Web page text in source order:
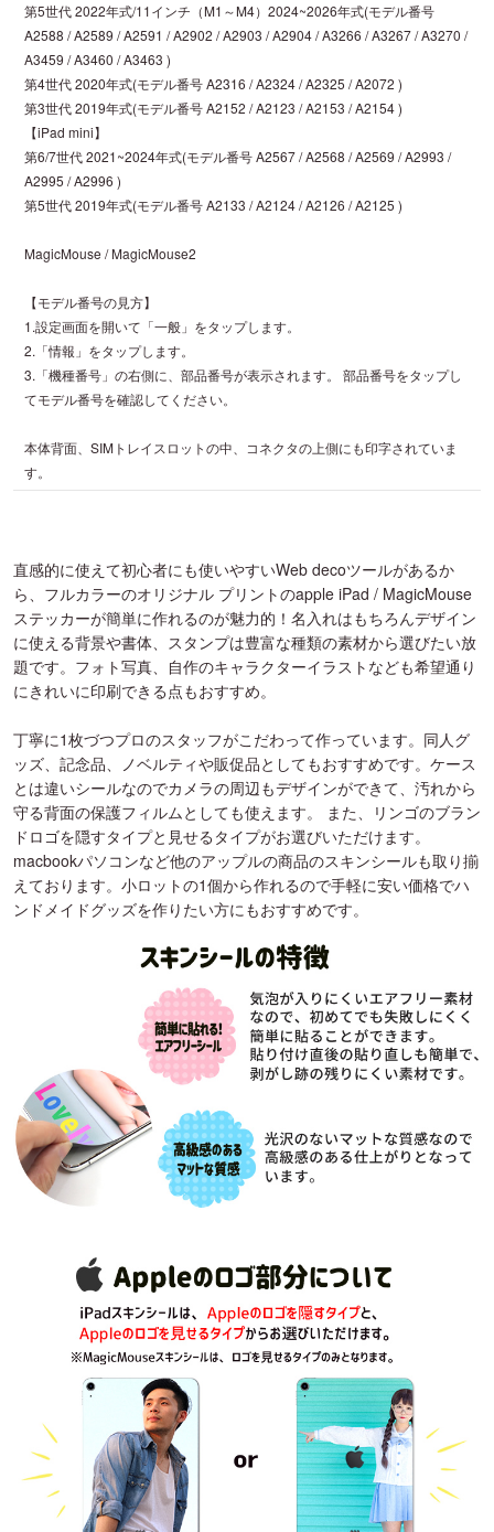
第5世代 2022年式/11インチ（M1～M4）2024~2026年式(モデル番号
A2588 / A2589 / A2591 / A2902 / A2903 / A2904 / A3266 / A3267 / A3270 /
A3459 / A3460 / A3463 )
第4世代 2020年式(モデル番号 A2316 / A2324 / A2325 / A2072 )
第3世代 2019年式(モデル番号 A2152 / A2123 / A2153 / A2154 )
【iPad mini】
第6/7世代 2021~2024年式(モデル番号 A2567 / A2568 / A2569 / A2993 /
A2995 / A2996 )
第5世代 2019年式(モデル番号 A2133 / A2124 / A2126 / A2125 )
MagicMouse / MagicMouse2
【モデル番号の見方】
1.設定画面を開いて「一般」をタップします。
2.「情報」をタップします。
3.「機種番号」の右側に、部品番号が表示されます。 部品番号をタップし
てモデル番号を確認してください。
本体背面、SIMトレイスロットの中、コネクタの上側にも印字されていま
す。
直感的に使えて初心者にも使いやすいWeb decoツールがあるか
ら、フルカラーのオリジナル プリントのapple iPad / MagicMouse
ステッカーが簡単に作れるのが魅力的！名入れはもちろんデザイン
に使える背景や書体、スタンプは豊富な種類の素材から選びたい放
題です。フォト写真、自作のキャラクターイラストなども希望通り
にきれいに印刷できる点もおすすめ。
丁寧に1枚づつプロのスタッフがこだわって作っています。同人グ
ッズ、記念品、ノベルティや販促品としてもおすすめです。ケース
とは違いシールなのでカメラの周辺もデザインができて、汚れから
守る背面の保護フィルムとしても使えます。 また、リンゴのブラン
ドロゴを隠すタイプと見せるタイプがお選びいただけます。
macbookパソコンなど他のアップルの商品のスキンシールも取り揃
えております。小ロットの1個から作れるので手軽に安い価格でハ
ンドメイドグッズを作りたい方にもおすすめです。